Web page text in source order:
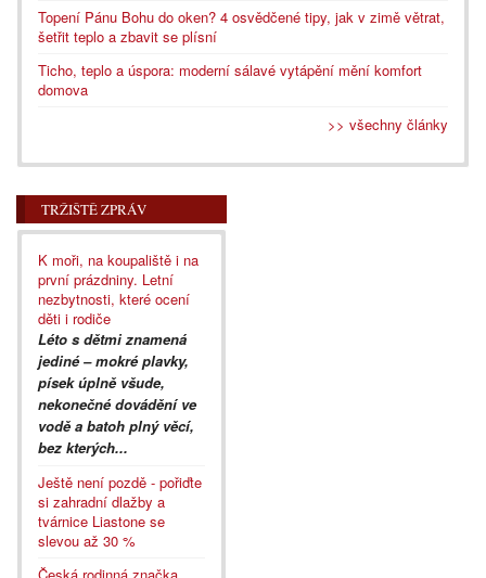
Topení Pánu Bohu do oken? 4 osvědčené tipy, jak v zimě větrat,
šetřit teplo a zbavit se plísní
Ticho, teplo a úspora: moderní sálavé vytápění mění komfort
domova
>> všechny články
TRŽIŠTĚ ZPRÁV
K moři, na koupaliště i na
první prázdniny. Letní
nezbytnosti, které ocení
děti i rodiče
Léto s dětmi znamená
jediné – mokré plavky,
písek úplně všude,
nekonečné dovádění ve
vodě a batoh plný věcí,
bez kterých...
Ještě není pozdě - pořiďte
si zahradní dlažby a
tvárnice Liastone se
slevou až 30 %